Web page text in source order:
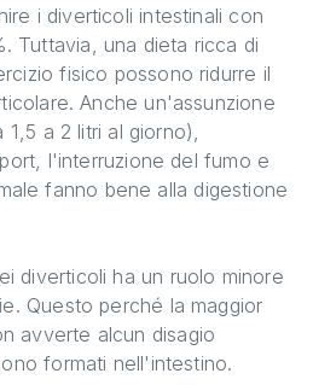
i diverticoli intestinali con
Tuttavia, una dieta ricca di
fisico possono ridurre il
Anche un'assunzione
a 2 litri al giorno),
l'interruzione del fumo e
fanno bene alla digestione
diverticoli ha un ruolo minore
Questo perché la maggior
avverte alcun disagio
formati nell'intestino.